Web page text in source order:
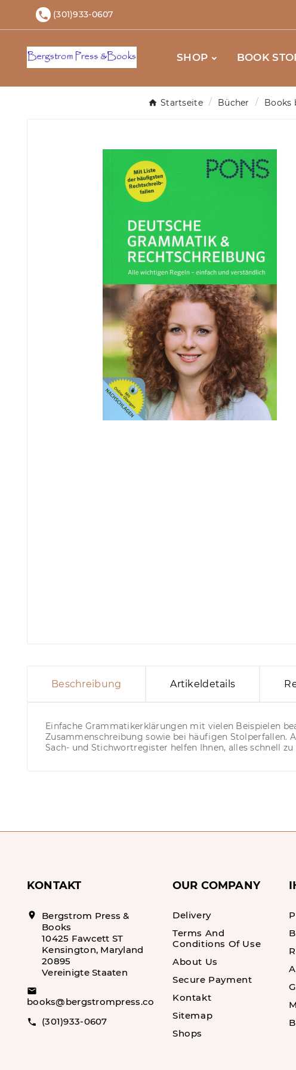
 (301)933-0607
SHOP BOOK
Startseite Bücher Books
Beschreibung Artikeldetails
Einfache Grammatikerklärungen mit vielen Beispielen
Zusammenschreibung sowie bei häufigen Stolperfallen.
Sach- und Stichwortregister helfen Ihnen, alles schnell
KONTAKT
location_on
Bergstrom Press &
Books
10425 Fawcett ST
Kensington, Maryland
20895
Vereinigte Staaten
email
books@bergstrompress.com
call (301)933-0607
OUR COMPANY
Delivery
Terms And
Conditions Of Use
About Us
Secure Payment
Kontakt
Sitemap
Shops